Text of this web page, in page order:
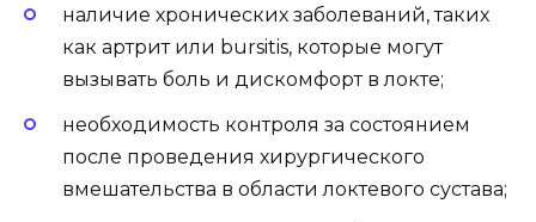
наличие хронических заболеваний, таких
как артрит или bursitis, которые могут
вызывать боль и дискомфорт в локте;
необходимость контроля за состоянием
после проведения хирургического
вмешательства в области локтевого сустава;